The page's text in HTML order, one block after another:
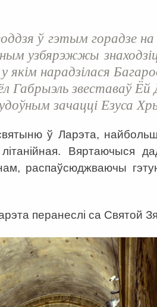
ў гэтым горадзе на
узбярэжжы
нарадзілася
Габрыэль звеставаў
зачацці Езуса
ў Ларэта,
Вяртаючыся
распаўсюджваючы
перанеслі са Святой